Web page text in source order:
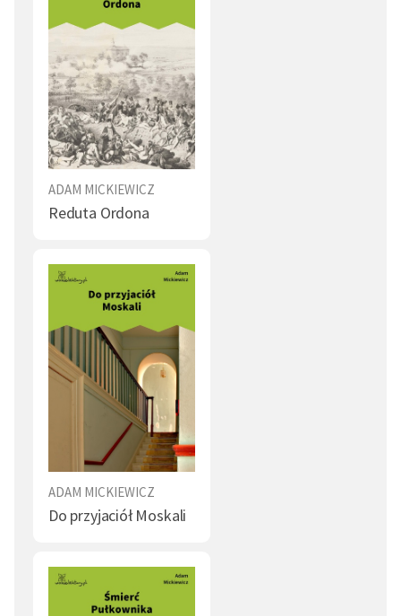
ADAM MICKIEWICZ
Reduta Ordona
ADAM MICKIEWICZ
Do przyjaciół Moskali